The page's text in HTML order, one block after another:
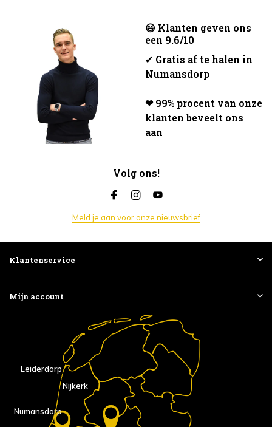
😃 Klanten geven ons
een 9.6/10
✔ Gratis af te halen in
Numansdorp
❤ 99% procent van onze
klanten beveelt ons
aan
Volg ons!
Meld je aan voor onze nieuwsbrief
Klantenservice
Mijn account
Nijkerk
Numansdorp
Leiderdorp